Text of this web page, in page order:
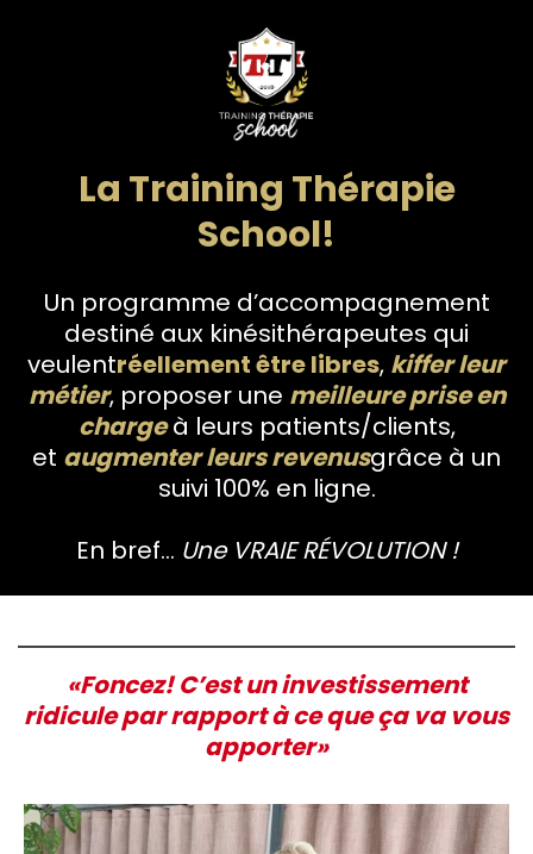
La Training Thérapie
School!
Un programme d’accompagnement
destiné aux kinésithérapeutes qui
veulentréellement être libres, kiffer leur
métier, proposer une meilleure prise en
chargeà leurs patients/clients,
et augmenter leurs revenusgrâce à un
suivi 100% en ligne.
En bref… Une VRAIE RÉVOLUTION !
«Foncez! C’est un investissement
ridicule par rapport à ce que ça va vous
apporter»